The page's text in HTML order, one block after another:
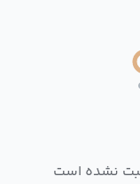
نشده است